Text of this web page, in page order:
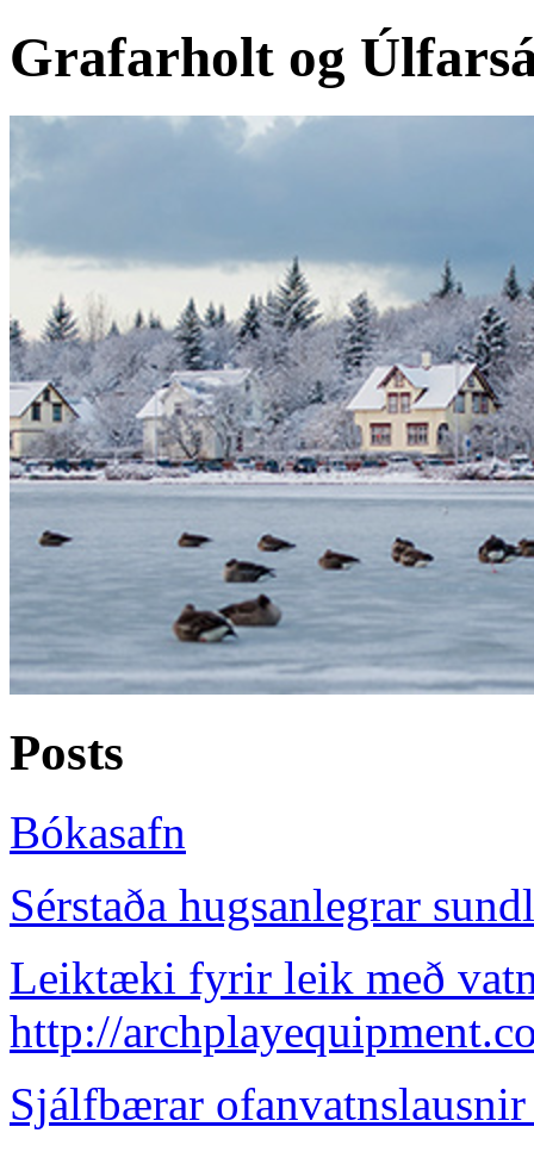
Grafarholt og
Posts
Bókasafn
Sérstaða hugsanlegrar
Leiktæki fyrir leik með
http://
Sjálfbærar